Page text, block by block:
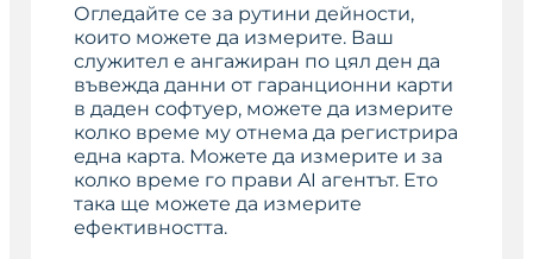
Огледайте се за рутини дейности,
които можете да измерите. Ваш
служител е ангажиран по цял ден да
въвежда данни от гаранционни карти
в даден софтуер, можете да измерите
колко време му отнема да регистрира
една карта. Можете да измерите и за
колко време го прави AI агентът. Ето
така ще можете да измерите
ефективността.